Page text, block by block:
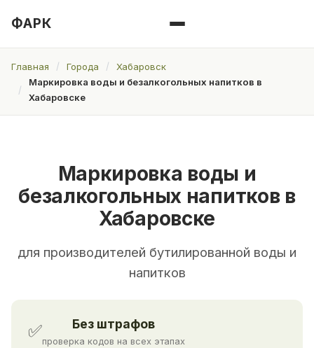
ФАРК
Главная Города
Хабаровск
Маркировка воды и безалкогольных напитков в
Хабаровске
Маркировка воды и
безалкогольных напитков в
Хабаровске
для производителей бутилированной воды и
напитков
✅ Без штрафов
проверка кодов на всех этапах